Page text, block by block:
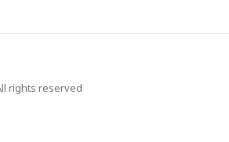
rights reserved